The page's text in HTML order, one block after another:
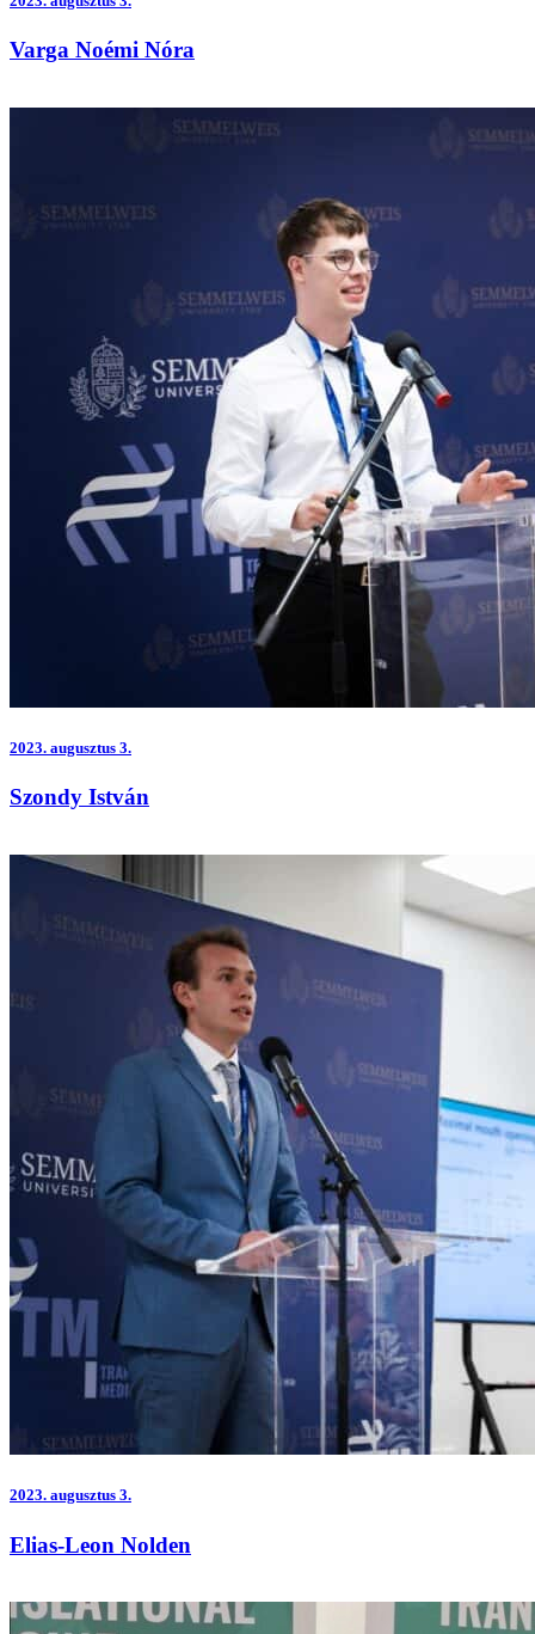
Varga Noémi Nóra
2023. augusztus 3.
Szondy István
2023. augusztus 3.
Elias-Leon Nolden